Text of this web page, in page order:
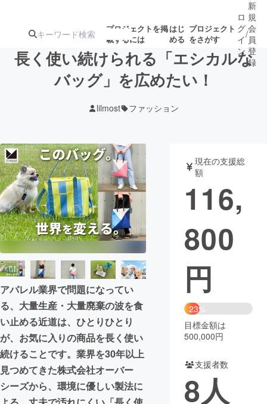
プロジェクトを掲
載するには
はじ
める
プロジェクト
をさがす
ジェクト
ロジェクト
アート・写真 音楽
テクノロジー・ガジェット ゲーム・サ
映像・映画
ビジネス・起業
まちづくり・地域活性化
CAMPFIRE for Social Good
CAMPFIRE Creation
CAMPFIREふるさと納税machi-ya コミュニティ
ロ
グ
イ
ン
/
新
規
会
員
登
録
長く使い続けられる「エシカルな
バッグ」を広めたい！
lilmost ファッション
アパレル業界で問題になってい
る、大量生産・大量廃棄の波を食
い止める近道は、ひとりひとり
が、お気に入りの商品を長く使い
続けることです。業界を30年以上
見つめてきた株式会社オーバー
シーズから、環境に優しい製法に
現在の支援総
額
116,
800
円
23%
目標金額は
500,000円
支援者数
8人